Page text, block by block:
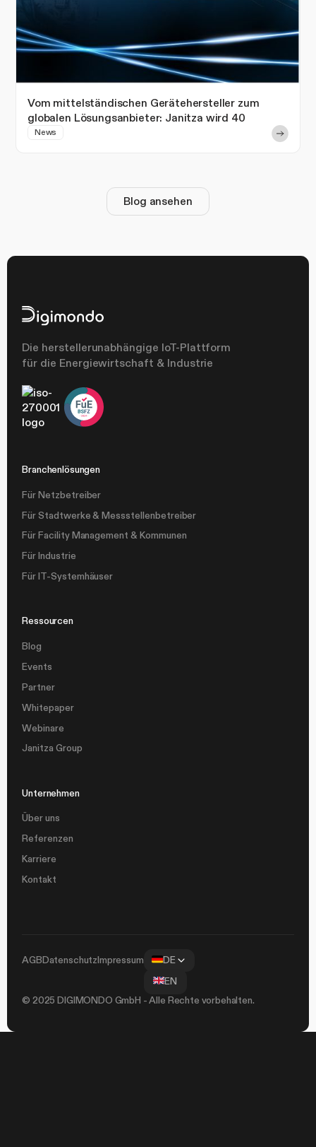
Vom mittelständischen Gerätehersteller zum
globalen Lösungsanbieter: Janitza wird 40
News
Blog ansehen
Die herstellerunabhängige IoT-Plattform
für die Energiewirtschaft & Industrie
Branchenlösungen
Für Netzbetreiber
Für Stadtwerke & Messstellenbetreiber
Für Facility Management & Kommunen
Für Industrie
Für IT-Systemhäuser
Ressourcen
Blog
Events
Partner
Whitepaper
Webinare
Janitza Group
Unternehmen
Über uns
Referenzen
Karriere
Kontakt
© 2025 DIGIMONDO GmbH - Alle Rechte vorbehalten.
AGBDatenschutzImpressum
DE
EN